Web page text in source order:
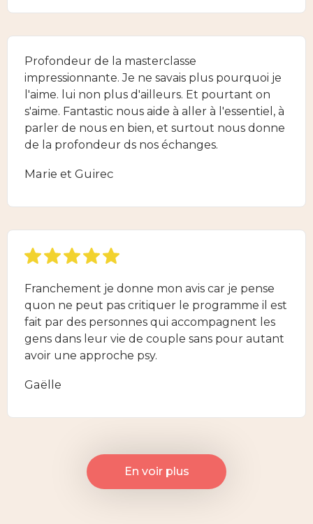
Profondeur de la masterclasse
impressionnante. Je ne savais plus pourquoi je
l'aime. lui non plus d'ailleurs. Et pourtant on
s'aime. Fantastic nous aide à aller à l'essentiel, à
parler de nous en bien, et surtout nous donne
de la profondeur ds nos échanges.
Marie et Guirec
Franchement je donne mon avis car je pense
quon ne peut pas critiquer le programme il est
fait par des personnes qui accompagnent les
gens dans leur vie de couple sans pour autant
avoir une approche psy.
Gaëlle
En voir plus